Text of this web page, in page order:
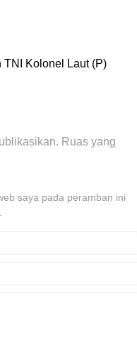
Kolonel Laut (P)
Ruas yang
saya pada peramban ini